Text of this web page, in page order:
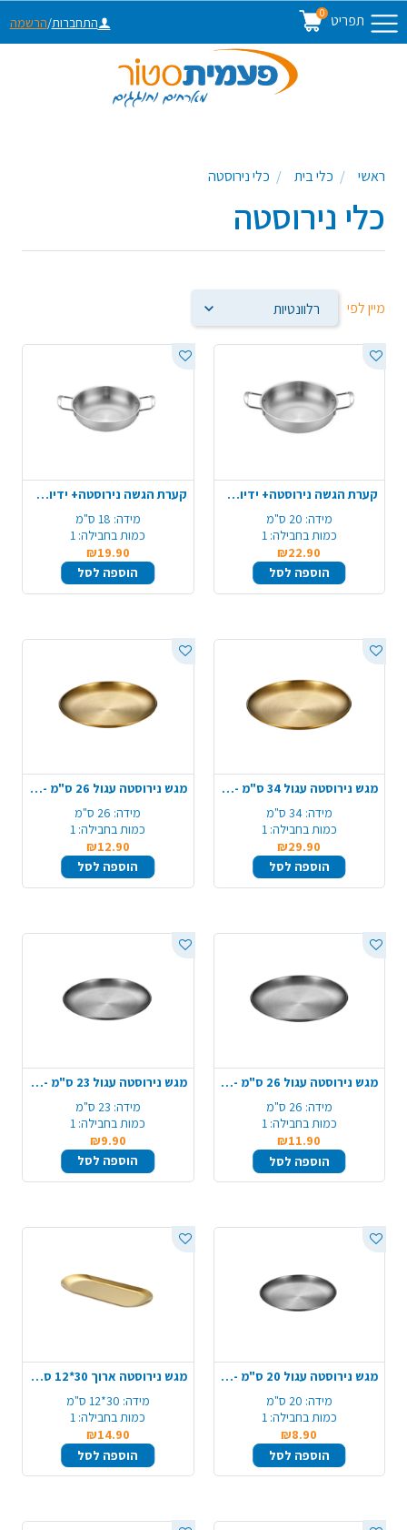
תפריט 0
התחברות/הרשמה
ראשי כלי בית כלי נירוסטה
כלי נירוסטה
מיין לפי
קערת הגשה נירוסטה+ ידיות 20 ס"מ - כסף
מידה: 20 ס"מ
כמות בחבילה: 1
₪22.90
הוספה לסל
קערת הגשה נירוסטה+ ידיות 18 ס"מ - כסף
מידה: 18 ס"מ
כמות בחבילה: 1
₪19.90
הוספה לסל
מגש נירוסטה עגול 34 ס"מ - זהב
מידה: 34 ס"מ
כמות בחבילה: 1
₪29.90
הוספה לסל
מגש נירוסטה עגול 26 ס"מ - זהב
מידה: 26 ס"מ
כמות בחבילה: 1
₪12.90
הוספה לסל
מגש נירוסטה עגול 26 ס"מ - כסף
מידה: 26 ס"מ
כמות בחבילה: 1
₪11.90
הוספה לסל
מגש נירוסטה עגול 23 ס"מ - כסף
מידה: 23 ס"מ
כמות בחבילה: 1
₪9.90
הוספה לסל
מגש נירוסטה עגול 20 ס"מ - כסף
מידה: 20 ס"מ
כמות בחבילה: 1
₪8.90
הוספה לסל
מגש נירוסטה ארוך 30*12 ס"מ - זהב
מידה: 30*12 ס"מ
כמות בחבילה: 1
₪14.90
הוספה לסל